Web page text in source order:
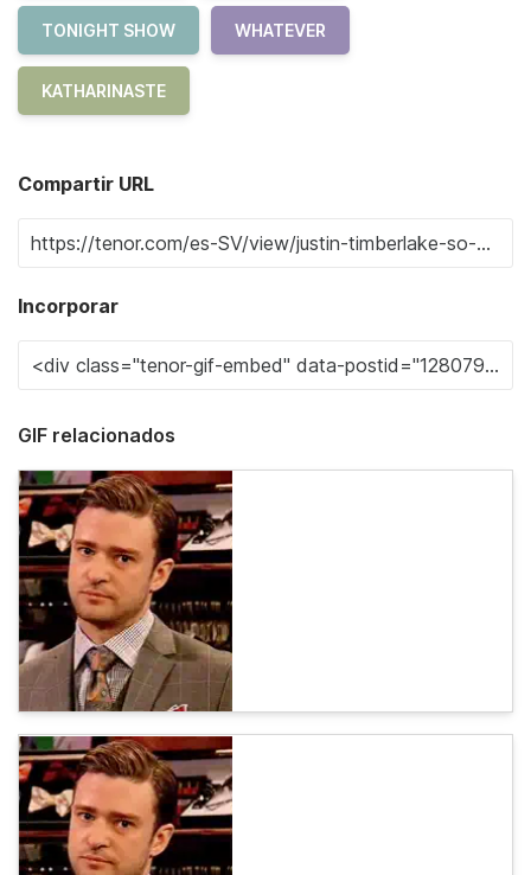
TONIGHT SHOW WHATEVER
KATHARINASTE
Compartir URL
Incorporar
GIF relacionados